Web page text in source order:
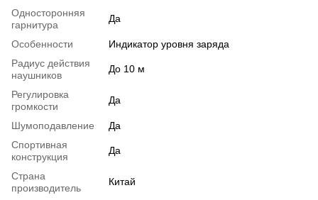
Односторонняя
гарнитура
Да
Особенности
Индикатор уровня заряда
Радиус действия
наушников
До 10 м
Регулировка
громкости
Да
Шумоподавление
Да
Спортивная
конструкция
Да
Страна
производитель
Китай